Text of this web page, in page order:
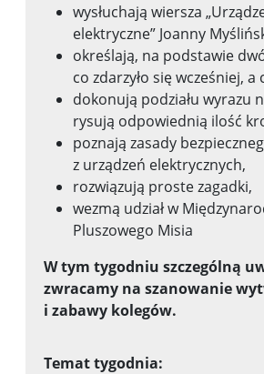
wysłuchają wiersza
elektryczne” Joanny
określają, na podstawie
co zdarzyło się wcześniej, a
dokonują podziału wyrazu
rysują odpowiednią ilość
poznają zasady
z urządzeń elektrycznych,
rozwiązują proste zagadki,
wezmą udział w
Pluszowego Misia
W tym tygodniu szczególną
zwracamy na szanowanie
i zabawy kolegów.
Temat tygodnia: